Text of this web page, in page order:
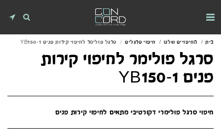
בית החיפויים שלנו חיפוי סרגלים סרגל פולימר לחיפוי קירות פנים YB150-1
סרגל פולימר לחיפוי קירות
פנים YB150-1
חיפוי סרגל פולימרי דקורטיבי מתאים לחיפוי קירות פנים